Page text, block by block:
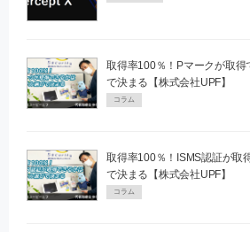
取得率100％！Pマークが取
で決まる【株式会社UPF】
コラム
取得率100％！ISMS認証が取
で決まる【株式会社UPF】
コラム